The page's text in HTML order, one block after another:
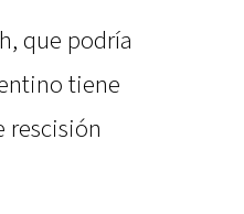
que podría
tiene
rescisión